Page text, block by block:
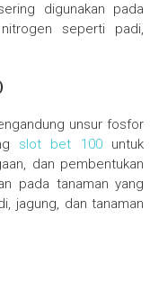
digunakan pada
seperti padi,
unsur fosfor
slot bet 100untuk
dan pembentukan
pada tanaman yang
jagung, dan tanaman